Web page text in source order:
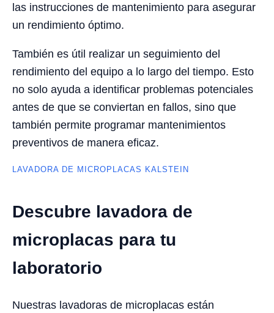
las instrucciones de mantenimiento para asegurar
un rendimiento óptimo.
También es útil realizar un seguimiento del
rendimiento del equipo a lo largo del tiempo. Esto
no solo ayuda a identificar problemas potenciales
antes de que se conviertan en fallos, sino que
también permite programar mantenimientos
preventivos de manera eficaz.
LAVADORA DE MICROPLACAS KALSTEIN
Descubre lavadora de
microplacas para tu
laboratorio
Nuestras lavadoras de microplacas están